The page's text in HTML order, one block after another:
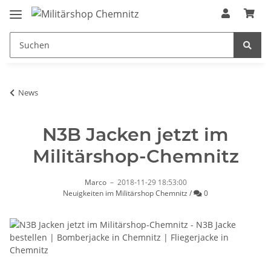
News
N3B Jacken jetzt im
Militärshop-Chemnitz
Marco– 2018-11-29 18:53:00
Neuigkeiten im Militärshop Chemnitz / Kommentare
0